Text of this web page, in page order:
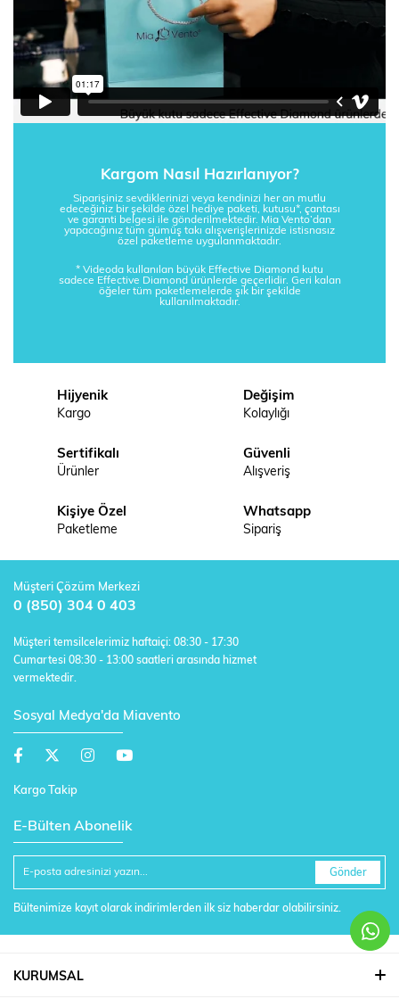
Kargom Nasıl Hazırlanıyor?
Siparişiniz sevdiklerinizi veya kendinizi her an mutlu
edeceğiniz bir şekilde özel hediye paketi, kutusu*, çantası
ve garanti belgesi ile gönderilmektedir. Mia Vento’dan
yapacağınız tüm gümüş takı alışverişlerinizde istisnasız
özel paketleme uygulanmaktadır.
* Videoda kullanılan büyük Effective Diamond kutu
sadece Effective Diamond ürünlerde geçerlidir. Geri kalan
öğeler tüm paketlemelerde şık bir şekilde
kullanılmaktadır.
Hijyenik
Kargo
Değişim
Kolaylığı
Sertifikalı
Ürünler
Güvenli
Alışveriş
Kişiye Özel
Paketleme
Whatsapp
Sipariş
Müşteri Çözüm Merkezi
0 (850) 304 0 403
Müşteri temsilcelerimiz haftaiçi: 08:30 - 17:30
Cumartesi 08:30 - 13:00 saatleri arasında hizmet
vermektedir.
Sosyal Medya'da Miavento
Kargo Takip
E-Bülten Abonelik
Gönder
Bültenimize kayıt olarak indirimlerden ilk siz haberdar olabilirsiniz.
KURUMSAL